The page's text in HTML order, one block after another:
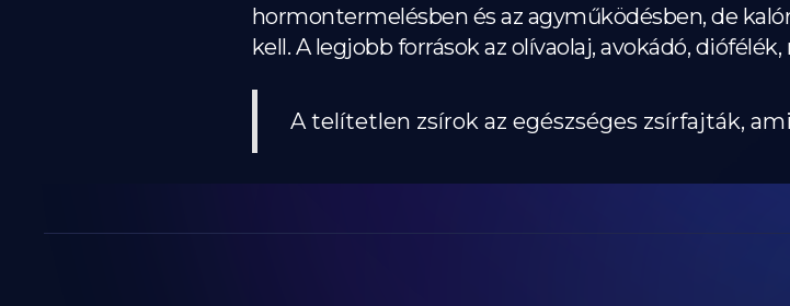
hormontermelésben és az agyműködésben, de
kell. A legjobb források az olívaolaj, avokádó,
A telítetlen zsírok az egészséges zsírfajták,